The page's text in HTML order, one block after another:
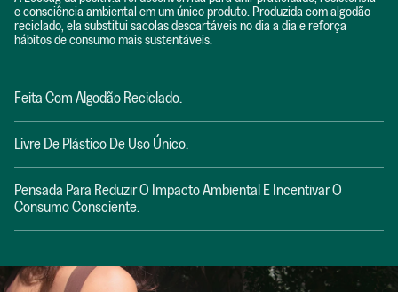
e consciência ambiental em um único produto. Produzida com algodão
reciclado, ela substitui sacolas descartáveis no dia a dia e reforça
hábitos de consumo mais sustentáveis.
Feita Com Algodão Reciclado.
Livre De Plástico De Uso Único.
Pensada Para Reduzir O Impacto Ambiental E Incentivar O
Consumo Consciente.